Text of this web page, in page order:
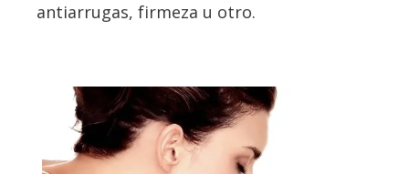
antiarrugas, firmeza u otro.